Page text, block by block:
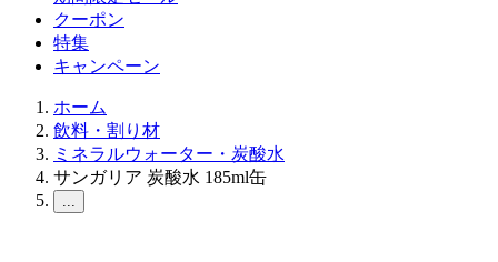
クーポン
特集
キャンペーン
ホーム
飲料・割り材
ミネラルウォーター・炭酸水
サンガリア 炭酸水 185ml缶
...